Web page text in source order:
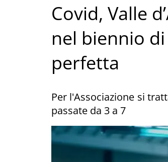
Covid, Valle
nel biennio
perfetta
Per l'Associazione si
passate da 3 a 7